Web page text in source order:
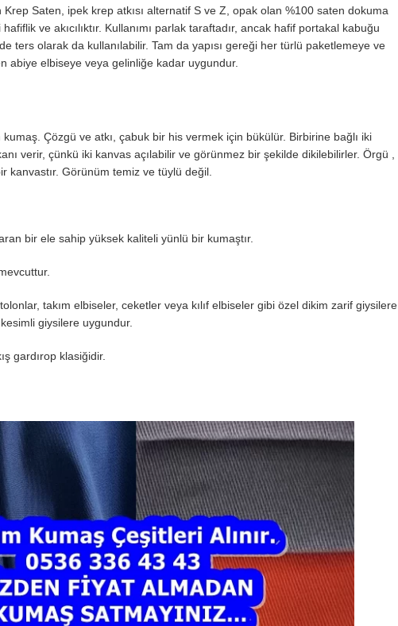
Krep Saten, ipek krep atkısı alternatif S ve Z, opak olan %100 saten dokuma
ve akıcılıktır. Kullanımı parlak taraftadır, ancak hafif portakal kabuğu
ters olarak da kullanılabilir. Tam da yapısı gereği her türlü paketlemeye ve
abiye elbiseye veya gelinliğe kadar uygundur.
kumaş. Çözgü ve atkı, çabuk bir his vermek için bükülür. Birbirine bağlı iki
verir, çünkü iki kanvas açılabilir ve görünmez bir şekilde dikilebilirler. Örgü ,
kanvastır. Görünüm temiz ve tüylü değil.
bir ele sahip yüksek kaliteli yünlü bir kumaştır.
takım elbiseler, ceketler veya kılıf elbiseler gibi özel dikim zarif giysilere
giysilere uygundur.
gardırop klasiğidir.